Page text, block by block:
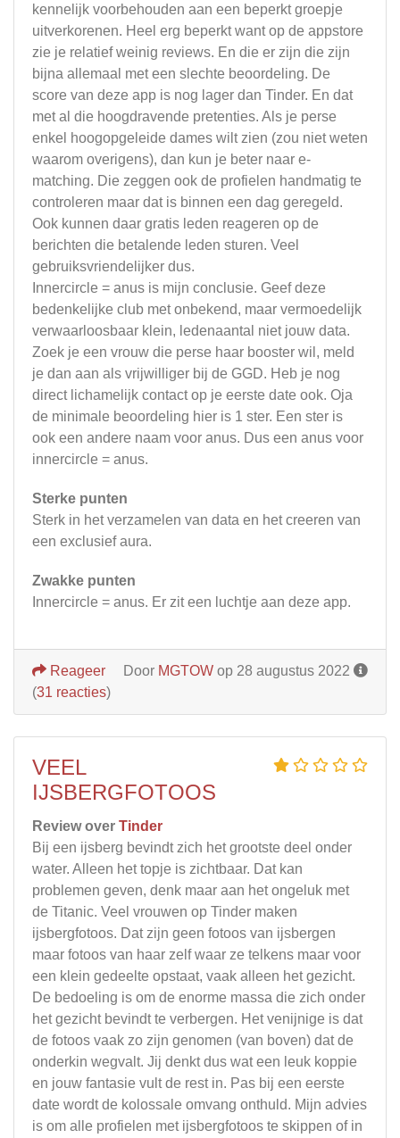
kennelijk voorbehouden aan een beperkt groepje
uitverkorenen. Heel erg beperkt want op de appstore
zie je relatief weinig reviews. En die er zijn die zijn
bijna allemaal met een slechte beoordeling. De
score van deze app is nog lager dan Tinder. En dat
met al die hoogdravende pretenties. Als je perse
enkel hoogopgeleide dames wilt zien (zou niet weten
waarom overigens), dan kun je beter naar e-
matching. Die zeggen ook de profielen handmatig te
controleren maar dat is binnen een dag geregeld.
Ook kunnen daar gratis leden reageren op de
berichten die betalende leden sturen. Veel
gebruiksvriendelijker dus.
Innercircle = anus is mijn conclusie. Geef deze
bedenkelijke club met onbekend, maar vermoedelijk
verwaarloosbaar klein, ledenaantal niet jouw data.
Zoek je een vrouw die perse haar booster wil, meld
je dan aan als vrijwilliger bij de GGD. Heb je nog
direct lichamelijk contact op je eerste date ook. Oja
de minimale beoordeling hier is 1 ster. Een ster is
ook een andere naam voor anus. Dus een anus voor
innercircle = anus.
Sterke punten
Sterk in het verzamelen van data en het creeren van
een exclusief aura.
Zwakke punten
Innercircle = anus. Er zit een luchtje aan deze app.
Door MGTOW op 28 augustus 2022
Reageer
(31 reacties)
VEEL
IJSBERGFOTOOS
Review over Tinder
Bij een ijsberg bevindt zich het grootste deel onder
water. Alleen het topje is zichtbaar. Dat kan
problemen geven, denk maar aan het ongeluk met
de Titanic. Veel vrouwen op Tinder maken
ijsbergfotoos. Dat zijn geen fotoos van ijsbergen
maar fotoos van haar zelf waar ze telkens maar voor
een klein gedeelte opstaat, vaak alleen het gezicht.
De bedoeling is om de enorme massa die zich onder
het gezicht bevindt te verbergen. Het venijnige is dat
de fotoos vaak zo zijn genomen (van boven) dat de
onderkin wegvalt. Jij denkt dus wat een leuk koppie
en jouw fantasie vult de rest in. Pas bij een eerste
date wordt de kolossale omvang onthuld. Mijn advies
is om alle profielen met ijsbergfotoos te skippen of in